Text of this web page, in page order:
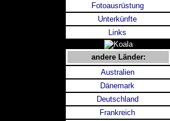
Fotoausrüstung
Unterkünfte
Links
andere Länder:
Australien
Dänemark
Deutschland
Frankreich